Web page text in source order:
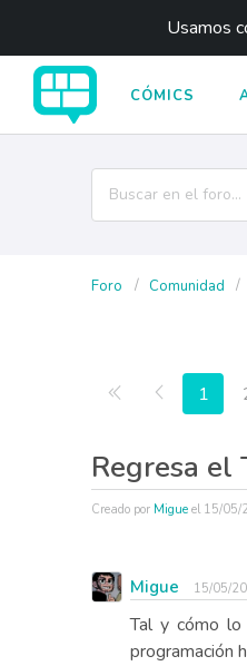
Usamos
CÓMICS
Foro Comunidad
Primera página
Anterior
1
Regresa el
Creado por Migue el 15/05/
Migue 15/05/
Tal y cómo
programación